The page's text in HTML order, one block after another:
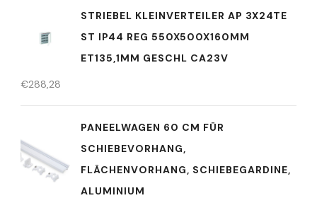
STRIEBEL KLEINVERTEILER AP 3X24TE
ST IP44 REG 550X500X160MM
ET135,1MM GESCHL CA23V
€288,28
PANEELWAGEN 60 CM FÜR
SCHIEBEVORHANG,
FLÄCHENVORHANG, SCHIEBEGARDINE,
ALUMINIUM